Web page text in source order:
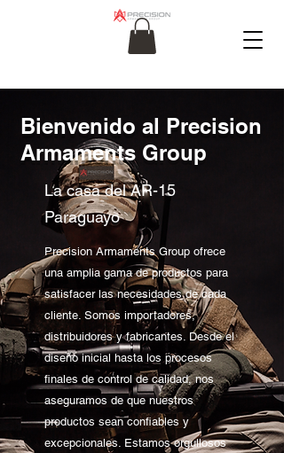
Bienvenido al Precision
Armaments Group
La casa del AR-15
Paraguayo
Precision Armaments Group ofrece
una amplia gama de productos para
satisfacer las necesidades de cada
cliente. Somos importadores,
distribuidores y fabricantes. Desde el
diseño inicial hasta los procesos
finales de control de calidad, nos
aseguramos de que nuestros
productos sean confiables y
excepcionales. Estamos orgullosos